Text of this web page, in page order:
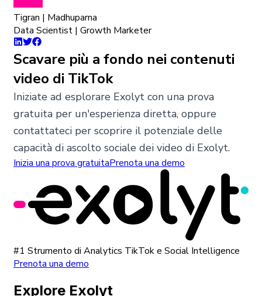
Tigran | Madhuparna
Data Scientist | Growth Marketer
Scavare più a fondo nei contenuti
video di TikTok
Iniziate ad esplorare Exolyt con una prova
gratuita per un'esperienza diretta, oppure
contattateci per scoprire il potenziale delle
capacità di ascolto sociale dei video di Exolyt.
Inizia una prova gratuitaPrenota una demo
#1 Strumento di Analytics TikTok e Social Intelligence
Prenota una demo
Explore Exolyt